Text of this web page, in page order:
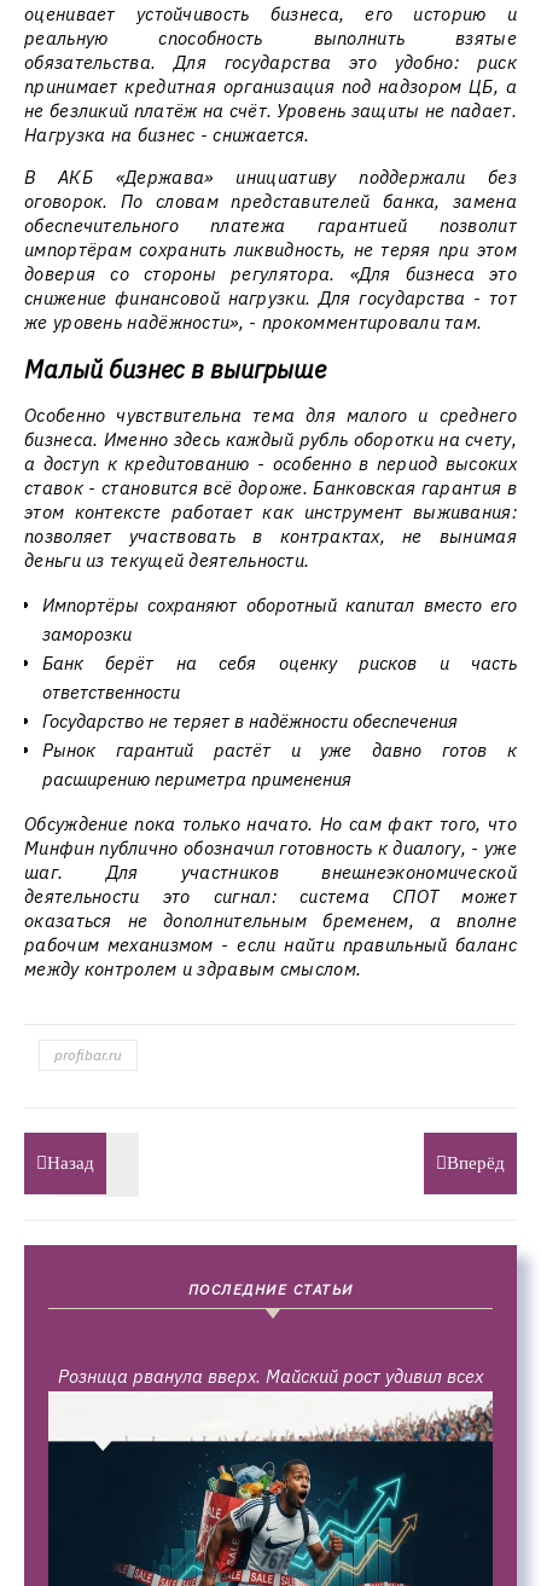
оценивает устойчивость бизнеса, его историю и
реальную способность выполнить взятые
обязательства. Для государства это удобно: риск
принимает кредитная организация под надзором ЦБ, а
не безликий платёж на счёт. Уровень защиты не падает.
Нагрузка на бизнес - снижается.
В АКБ «Держава» инициативу поддержали без
оговорок. По словам представителей банка, замена
обеспечительного платежа гарантией позволит
импортёрам сохранить ликвидность, не теряя при этом
доверия со стороны регулятора. «Для бизнеса это
снижение финансовой нагрузки. Для государства - тот
же уровень надёжности», - прокомментировали там.
Малый бизнес в выигрыше
Особенно чувствительна тема для малого и среднего
бизнеса. Именно здесь каждый рубль оборотки на счету,
а доступ к кредитованию - особенно в период высоких
ставок - становится всё дороже. Банковская гарантия в
этом контексте работает как инструмент выживания:
позволяет участвовать в контрактах, не вынимая
деньги из текущей деятельности.
Импортёры сохраняют оборотный капитал вместо его
заморозки
Банк берёт на себя оценку рисков и часть
ответственности
Государство не теряет в надёжности обеспечения
Рынок гарантий растёт и уже давно готов к
расширению периметра применения
Обсуждение пока только начато. Но сам факт того, что
Минфин публично обозначил готовность к диалогу, - уже
шаг. Для участников внешнеэкономической
деятельности это сигнал: система СПОТ может
оказаться не дополнительным бременем, а вполне
рабочим механизмом - если найти правильный баланс
между контролем и здравым смыслом.
profibar.ru
Назад Вперёд
ПОСЛЕДНИЕ СТАТЬИ
Розница рванула вверх. Майский рост удивил всех